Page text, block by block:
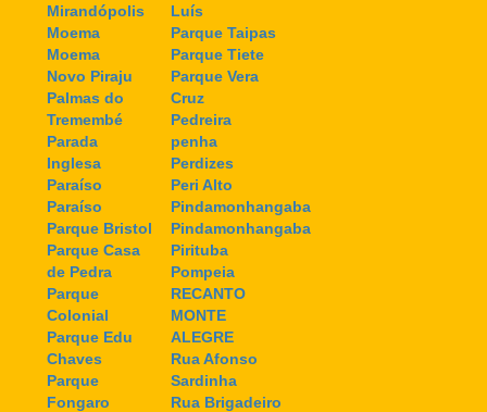
Mirandópolis
Moema
Moema
Novo Piraju
Palmas do
Tremembé
Parada
Inglesa
Paraíso
Paraíso
Parque Bristol
Parque Casa
de Pedra
Parque
Colonial
Parque Edu
Chaves
Parque
Fongaro
Luís
Parque Taipas
Parque Tiete
Parque Vera
Cruz
Pedreira
penha
Perdizes
Peri Alto
Pindamonhangaba
Pindamonhangaba
Pirituba
Pompeia
RECANTO
MONTE
ALEGRE
Rua Afonso
Sardinha
Rua Brigadeiro